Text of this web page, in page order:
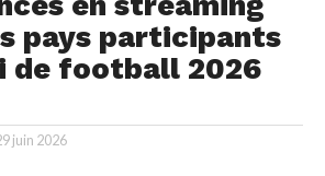
pays participants
de football 2026
juin 2026